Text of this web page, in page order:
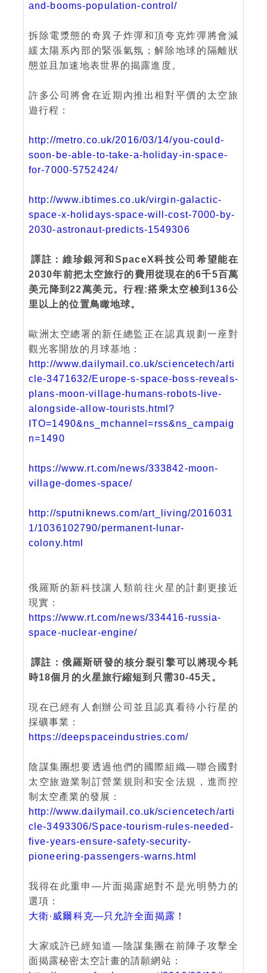
and-booms-population-control/
拆除電漿態的奇異子炸彈和頂夸克炸彈將會減
緩太陽系內部的緊張氣氛；解除地球的隔離狀
態並且加速地表世界的揭露進度。
許多公司將會在近期內推出相對平價的太空旅
遊行程：
http://metro.co.uk/2016/03/14/you-could-
soon-be-able-to-take-a-holiday-in-space-
for-7000-5752424/
http://www.ibtimes.co.uk/virgin-galactic-
space-x-holidays-space-will-cost-7000-by-
2030-astronaut-predicts-1549306
譯註：維珍銀河和SpaceX科技公司希望能在
2030年前把太空旅行的費用從現在的6千5百萬
美元降到22萬美元。行程:搭乘太空梭到136公
里以上的位置鳥瞰地球。
歐洲太空總署的新任總監正在認真規劃一座對
觀光客開放的月球基地：
http://www.dailymail.co.uk/sciencetech/arti
cle-3471632/Europe-s-space-boss-reveals-
plans-moon-village-humans-robots-live-
alongside-allow-tourists.html?
ITO=1490&ns_mchannel=rss&ns_campaig
n=1490
https://www.rt.com/news/333842-moon-
village-domes-space/
http://sputniknews.com/art_living/2016031
1/1036102790/permanent-lunar-
colony.html
俄羅斯的新科技讓人類前往火星的計劃更接近
現實：
https://www.rt.com/news/334416-russia-
space-nuclear-engine/
譯註：俄羅斯研發的核分裂引擎可以將現今耗
時18個月的火星旅行縮短到只需30-45天。
現在已經有人創辦公司並且認真看待小行星的
採礦事業：
https://deepspaceindustries.com/
陰謀集團想要透過他們的國際組織—聯合國對
太空旅遊業制訂營業規則和安全法規，進而控
制太空產業的發展：
http://www.dailymail.co.uk/sciencetech/arti
cle-3493306/Space-tourism-rules-needed-
five-years-ensure-safety-security-
pioneering-passengers-warns.html
我得在此重申—片面揭露絕對不是光明勢力的
選項：
大衛·威爾科克—只允許全面揭露！
大家或許已經知道—陰謀集團在前陣子攻擊全
面揭露秘密太空計畫的請願網站：